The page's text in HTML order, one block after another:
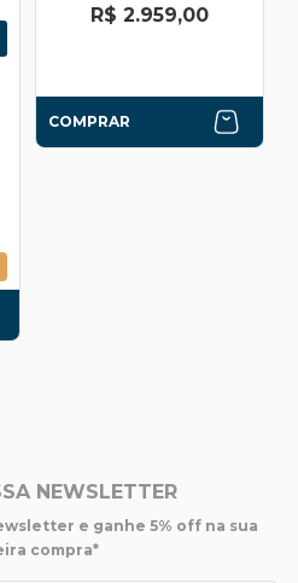
R$ 2.959,00
COMPRAR
NEWSLETTER
e ganhe 5% off na sua
compra*